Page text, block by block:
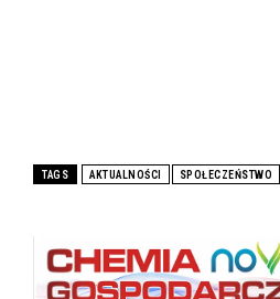
TAGS AKTUALNOŚCI SPOŁECZEŃSTWO